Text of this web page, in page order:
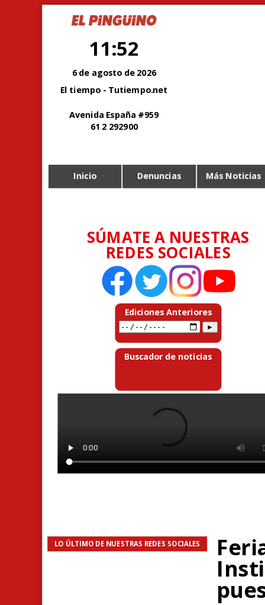
11:52
6 de agosto de 2026
El tiempo - Tutiempo.net
Avenida España #959
61 2 292900
Inicio Denuncias Más Noticias
SÚMATE A NUESTRAS
REDES SOCIALES
Ediciones Anteriores
Buscador de noticias
LO ÚLTIMO DE NUESTRAS REDES SOCIALES